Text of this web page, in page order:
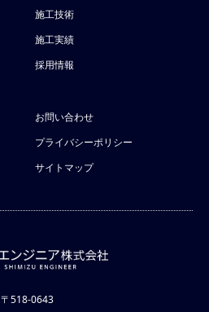
施工技術
施工実績
採用情報
お問い合わせ
プライバシーポリシー
サイトマップ
〒518-0643